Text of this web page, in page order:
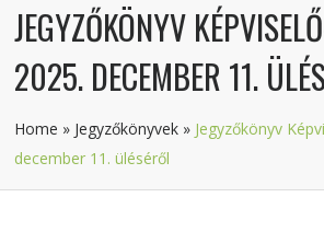
JEGYZŐKÖNYV
2025. DECEMBER 11.
Home » Jegyzőkönyvek » Jegyzőkönyv
december 11. üléséről